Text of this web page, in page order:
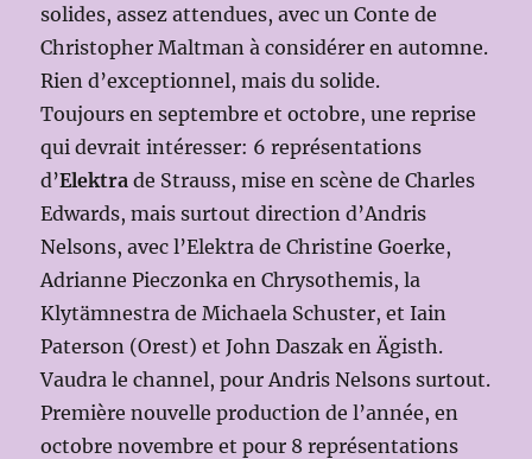
solides, assez attendues, avec un Conte de
Christopher Maltman à considérer en automne.
Rien d’exceptionnel, mais du solide.
Toujours en septembre et octobre, une reprise
qui devrait intéresser: 6 représentations
d’Elektra de Strauss, mise en scène de Charles
Edwards, mais surtout direction d’Andris
Nelsons, avec l’Elektra de Christine Goerke,
Adrianne Pieczonka en Chrysothemis, la
Klytämnestra de Michaela Schuster, et Iain
Paterson (Orest) et John Daszak en Ägisth.
Vaudra le channel, pour Andris Nelsons surtout.
Première nouvelle production de l’année, en
octobre novembre et pour 8 représentations